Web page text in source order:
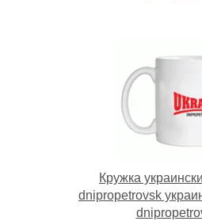
Кружка
dnipropetrovsk